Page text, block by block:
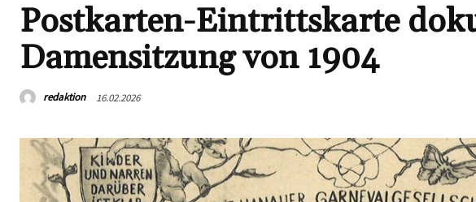
Postkarten-Eintrittskarte
Damensitzung von 1904
redaktion 16.02.2026